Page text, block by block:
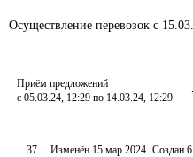
Осуществление перевозок с
Приём предложений
с 05.03.24, 12:29 по 14.03.24, 12:29
37 Изменён 15 мар 2024. Создан